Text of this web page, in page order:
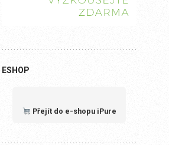
ESHOP
Přejít do e-shopu iPure